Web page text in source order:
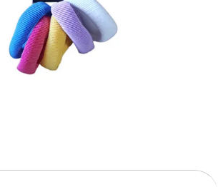
כמות גומיות מגבת פסטל ולבן 5 יחידות